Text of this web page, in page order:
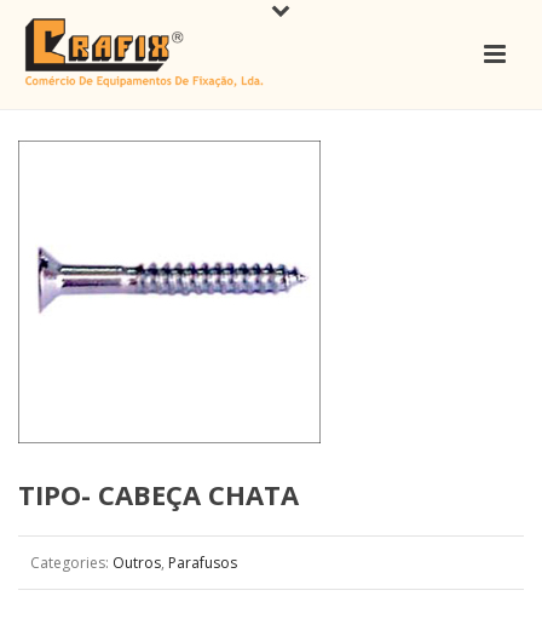
TIPO- CABEÇA CHATA
Categories: Outros, Parafusos